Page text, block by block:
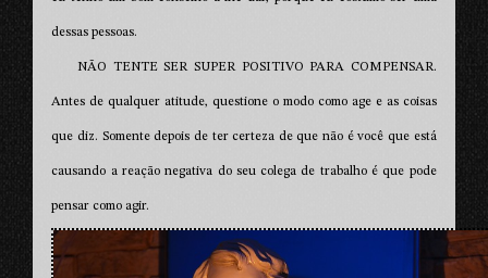
dessas pessoas.
NÃO TENTE SER SUPER POSITIVO PARA COMPENSAR.
Antes de qualquer atitude, questione o modo como age e as coisas
que diz. Somente depois de ter certeza de que não é você que está
causando a reação negativa do seu colega de trabalho é que pode
pensar como agir.